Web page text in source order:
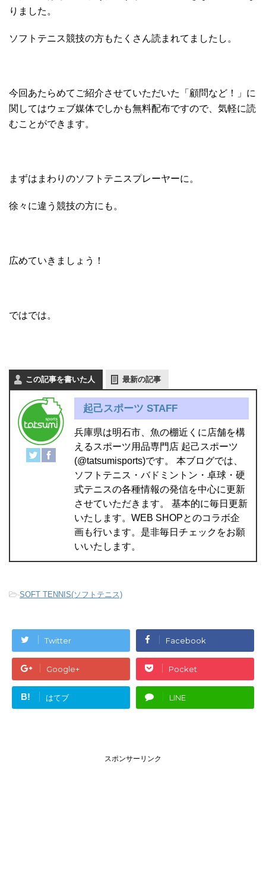
りました。
ソフトテニス競技の方もたくさん読まれてましたし。
今回あたらめてご紹介させていただいた「顧問など！」に
関してはウェブ媒体でしかも無料配布ですので、気軽に読
むことができます。
まずはまわりのソフトテニスプレーヤーに。
徐々に違う競技の方にも。
広めていきましょう！
ではでは。
この記事を書いた人 最新の記事
起己スポーツ STAFF
兵庫県は明石市、魚の棚近くに店舗を構
えるスポーツ用品専門店 起己スポーツ
(@tatsumisports)です。 本ブログでは、
ソフトテニス・バドミントン・卓球・硬
式テニスの各種情報の発信を中心に更新
させていただきます。 基本的に毎日更新
いたします。WEB SHOPとのコラボ企
画も行います。是非毎日チェックをお願
いいたします。
-SOFT TENNIS(ソフトテニス)
Twitter Facebook
Google+ Pocket
B! はてブ LINE
スポンサーリンク